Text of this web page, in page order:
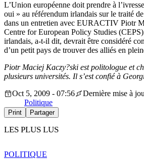
L’Union européenne doit prendre à
oui » au référendum irlandais sur le traité
dans un entretien avec EURACTIV Piotr
Centre for European Policy Studies
irlandais, a-t-il dit, devrait être considéré
d’un petit pays de trouver des alliés en
Piotr Maciej Kaczy?ski est politologue et
plusieurs universités. Il s’est confié à
Oct 5, 2009 - 07:56
Dernière mise à
Politique
Print Partager
LES PLUS LUS
POLITIQUE